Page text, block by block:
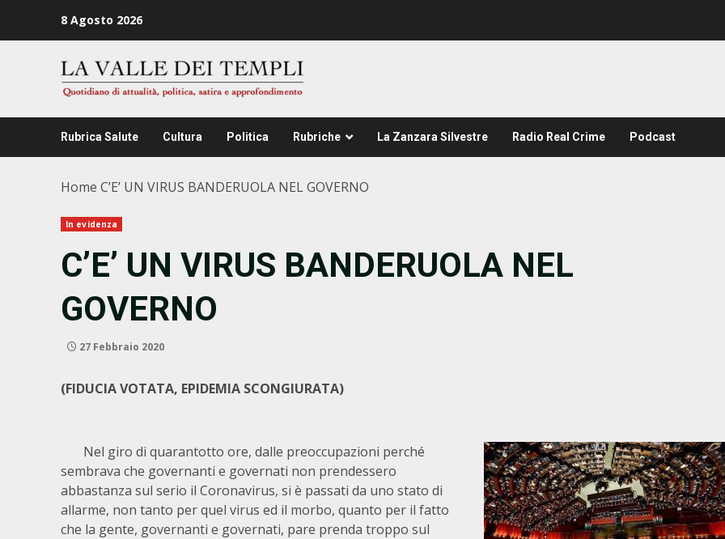
8 Agosto 2026
Rubrica Salute Cultura Politica Rubriche La Zanzara Silvestre Radio Real Crime Podcast
Home C’E’ UN VIRUS BANDERUOLA NEL GOVERNO
In evidenza
C’E’ UN VIRUS BANDERUOLA NEL
GOVERNO
27 Febbraio 2020
(FIDUCIA VOTATA, EPIDEMIA SCONGIURATA)
Nel giro di quarantotto ore, dalle preoccupazioni perché
sembrava che governanti e governati non prendessero
abbastanza sul serio il Coronavirus, si è passati da uno stato di
allarme, non tanto per quel virus ed il morbo, quanto per il fatto
che la gente, governanti e governati, pare prenda troppo sul